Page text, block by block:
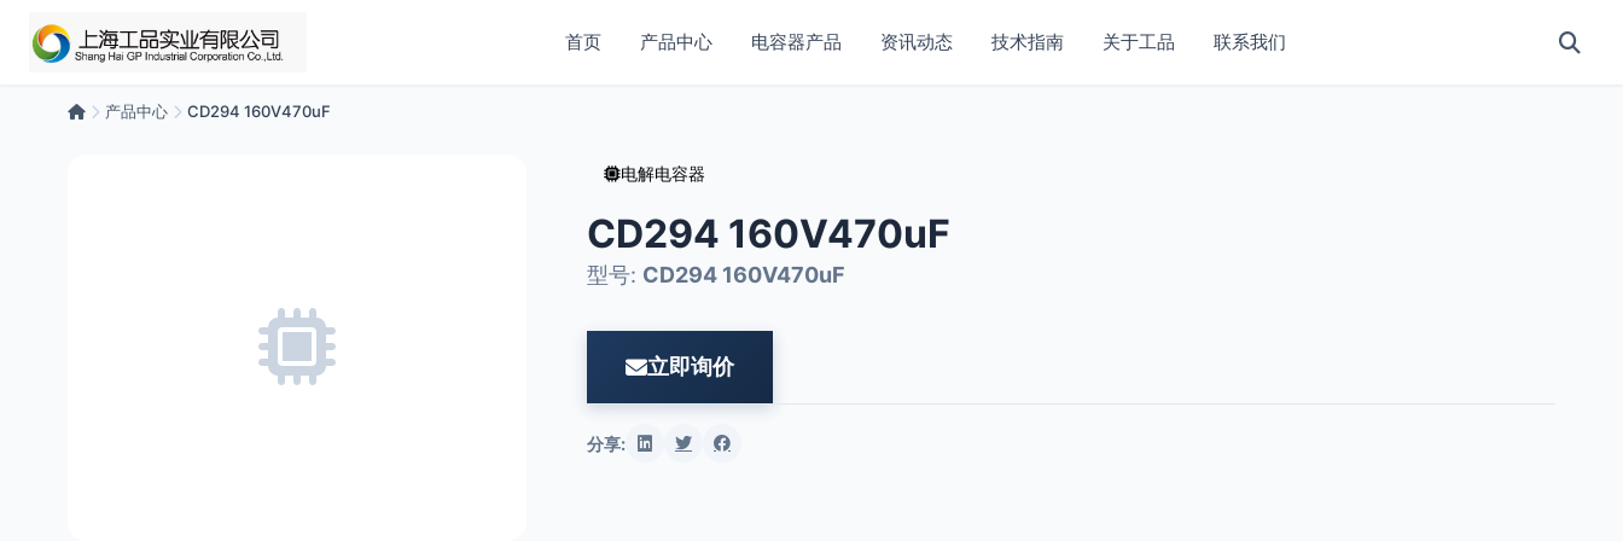
首页 产品中心 电容器产品 资讯动态 技术指南 关于工品 联系我们
产品中心 CD294 160V470uF
电解电容器
CD294 160V470uF
型号: CD294 160V470uF
立即询价
分享: